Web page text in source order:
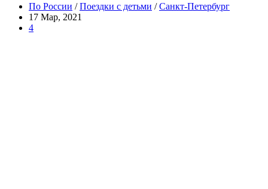
По России /Поездки с детьми /Санкт-Петербург
17 Мар, 2021
4